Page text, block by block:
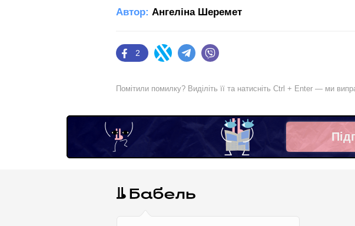
Автор: Ангеліна Шеремет
Facebook
2
Twitter Telegram
Помітили помилку? Виділіть її та натисніть Ctrl + Enter — ми